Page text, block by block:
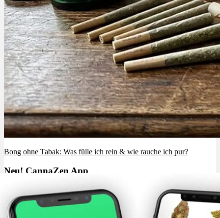
Bong ohne Tabak: Was fülle ich rein & wie rauche ich pur?
Neu! CannaZen App